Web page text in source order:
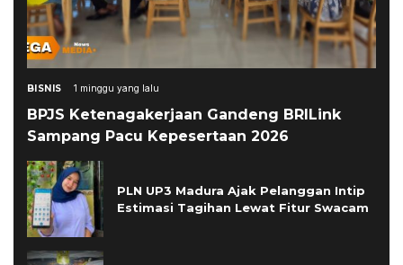
BISNIS 1 minggu yang lalu
BPJS Ketenagakerjaan Gandeng BRILink
Sampang Pacu Kepesertaan 2026
PLN UP3 Madura Ajak Pelanggan Intip
Estimasi Tagihan Lewat Fitur Swacam